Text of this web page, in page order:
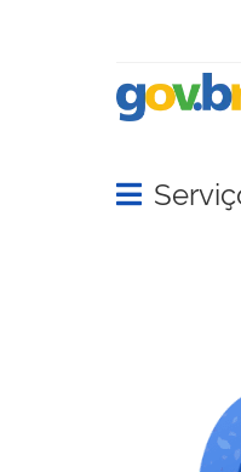
Abrir menu